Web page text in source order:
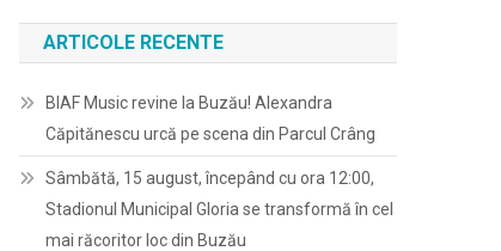
ARTICOLE RECENTE
BIAF Music revine la Buzău! Alexandra
Căpitănescu urcă pe scena din Parcul Crâng
Sâmbătă, 15 august, începând cu ora 12:00,
Stadionul Municipal Gloria se transformă în cel
mai răcoritor loc din Buzău